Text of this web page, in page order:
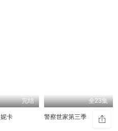
完结
卡
全23集
警察世家第三季